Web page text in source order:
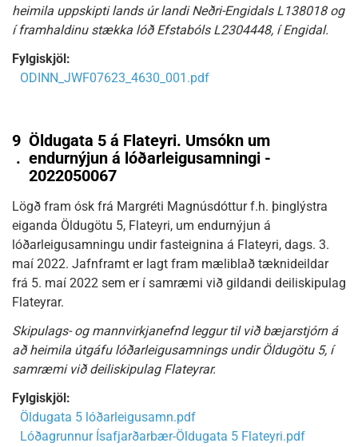
heimila uppskipti lands úr landi Neðri-Engidals L138018 og
í framhaldinu stækka lóð Efstabóls L2304448, í Engidal.
Fylgiskjöl:
ODINN_JWF07623_4630_001.pdf
9
.
Öldugata 5 á Flateyri. Umsókn um
endurnýjun á lóðarleigusamningi -
2022050067
Lögð fram ósk frá Margréti Magnúsdóttur f.h. þinglýstra
eiganda Öldugötu 5, Flateyri, um endurnýjun á
lóðarleigusamningu undir fasteignina á Flateyri, dags. 3.
maí 2022. Jafnframt er lagt fram mæliblað tæknideildar
frá 5. maí 2022 sem er í samræmi við gildandi deiliskipulag
Flateyrar.
Skipulags- og mannvirkjanefnd leggur til við bæjarstjórn á
að heimila útgáfu lóðarleigusamnings undir Öldugötu 5, í
samræmi við deiliskipulag Flateyrar.
Fylgiskjöl:
Öldugata 5 lóðarleigusamn.pdf
Lóðagrunnur Ísafjarðarbær-Öldugata 5 Flateyri.pdf